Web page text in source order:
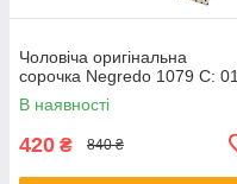
Чоловіча оригінальна
сорочка Negredo 1079 C: 01
В наявності
420 ₴ 840 ₴